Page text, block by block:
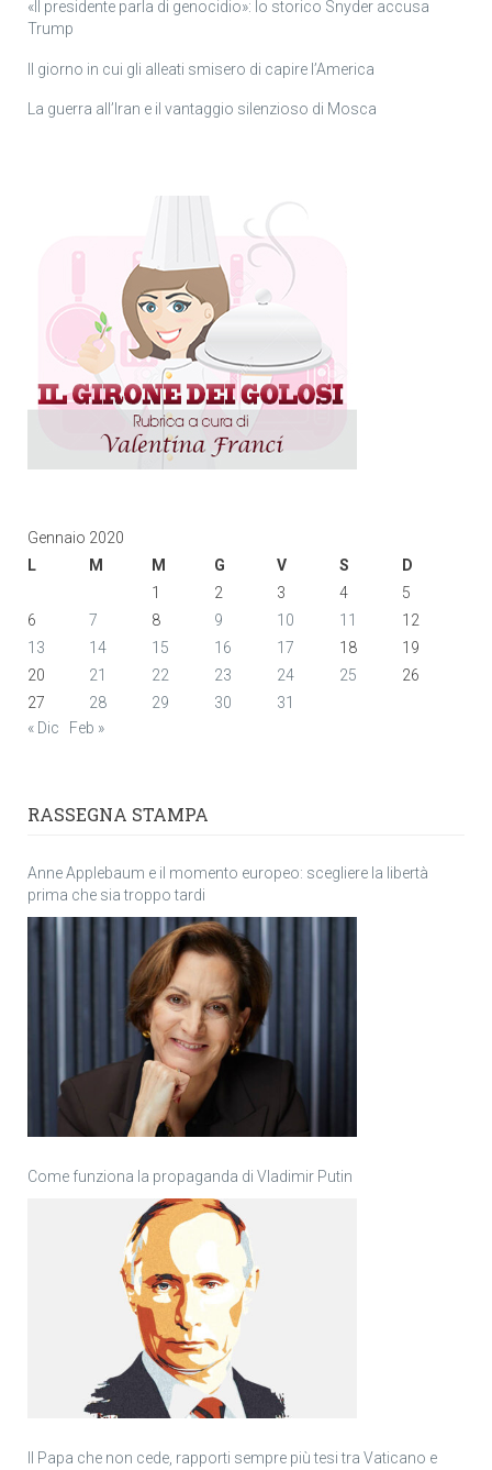
«Il presidente parla di genocidio»: lo storico Snyder accusa
Trump
Il giorno in cui gli alleati smisero di capire l’America
La guerra all’Iran e il vantaggio silenzioso di Mosca
Gennaio 2020
L
M M G V S
D
1
2 3 4
5
6
7 8 9 10 11
12
13
14 15 16 17 18
19
20
21 22 23 24 25
26
27
28 29 30
31
« Dic
Feb »
RASSEGNA STAMPA
Anne Applebaum e il momento europeo: scegliere la libertà
prima che sia troppo tardi
Come funziona la propaganda di Vladimir Putin
Il Papa che non cede, rapporti sempre più tesi tra Vaticano e